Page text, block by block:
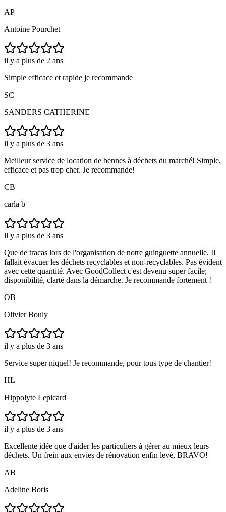
AP
Antoine Pourchet
il y a plus de 2 ans
Simple efficace et rapide je recommande
SC
SANDERS CATHERINE
il y a plus de 3 ans
Meilleur service de location de bennes à déchets du marché! Simple,
efficace et pas trop cher. Je recommande!
CB
carla b
il y a plus de 3 ans
Que de tracas lors de l'organisation de notre guinguette annuelle. Il
fallait évacuer les déchets recyclables et non-recyclables. Pas évident
avec cette quantité. Avec GoodCollect c'est devenu super facile;
disponibilité, clarté dans la démarche. Je recommande fortement !
OB
Olivier Bouly
il y a plus de 3 ans
Service super niquel! Je recommande, pour tous type de chantier!
HL
Hippolyte Lepicard
il y a plus de 3 ans
Excellente idée que d'aider les particuliers à gérer au mieux leurs
déchets. Un frein aux envies de rénovation enfin levé, BRAVO!
AB
Adeline Boris